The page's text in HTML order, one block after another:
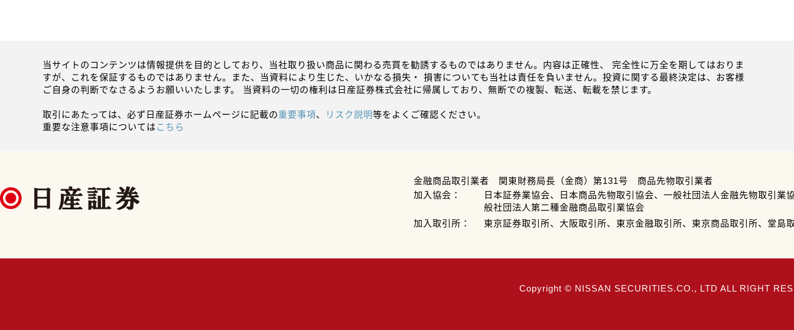
当サイトのコンテンツは情報提供を目的としており、当社取り扱い商品に関わる売買を勧誘するものではありません。内容は正確性、 完全性に万全を期してはおりま
すが、これを保証するものではありません。また、当資料により生じた、いかなる損失・ 損害についても当社は責任を負いません。投資に関する最終決定は、お客様
ご自身の判断でなさるようお願いいたします。 当資料の一切の権利は日産証券株式会社に帰属しており、無断での複製、転送、転載を禁じます。
取引にあたっては、必ず日産証券ホームページに記載の重要事項、 リスク説明等をよくご確認ください。
重要な注意事項についてはこちら
金融商品取引業者 関東財務局長（金商）第131号 商品先物取引業者
加入協会：
日本証券業協会、日本商品先物取引協会、一般社団法人金融先物取引業
般社団法人第二種金融商品取引業協会
加入取引所：
東京証券取引所、大阪取引所、東京金融取引所、東京商品取引所、堂島
Copyright © NISSAN SECURITIES.CO., LTD ALL RIGHT